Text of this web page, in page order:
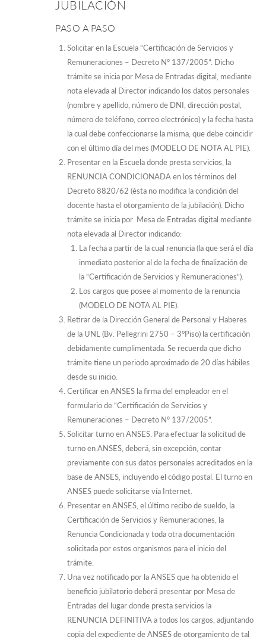
JUBILACIÓN
PASO A PASO
Solicitar en la Escuela “Certificación de Servicios y
Remuneraciones – Decreto Nº 137/2005”. Dicho
trámite se inicia por Mesa de Entradas digital, mediante
nota elevada al Director indicando los datos personales
(nombre y apellido, número de DNI, dirección postal,
número de teléfono, correo electrónico) y la fecha hasta
la cual debe confeccionarse la misma, que debe coincidir
con el último día del mes (MODELO DE NOTA AL PIE).
Presentar en la Escuela donde presta servicios, la
RENUNCIA CONDICIONADA en los términos del
Decreto 8820/62 (ésta no modifica la condición del
docente hasta el otorgamiento de la jubilación). Dicho
trámite se inicia por Mesa de Entradas digital mediante
nota elevada al Director indicando:
La fecha a partir de la cual renuncia (la que será el día
inmediato posterior al de la fecha de finalización de
la “Certificación de Servicios y Remuneraciones”).
Los cargos que posee al momento de la renuncia
(MODELO DE NOTA AL PIE).
Retirar de la Dirección General de Personal y Haberes
de la UNL (Bv. Pellegrini 2750 – 3°Piso) la certificación
debidamente cumplimentada. Se recuerda que dicho
trámite tiene un periodo aproximado de 20 días hábiles
desde su inicio.
Certificar en ANSES la firma del empleador en el
formulario de “Certificación de Servicios y
Remuneraciones – Decreto Nº 137/2005”.
Solicitar turno en ANSES. Para efectuar la solicitud de
turno en ANSES, deberá, sin excepción, contar
previamente con sus datos personales acreditados en la
base de ANSES, incluyendo el código postal. El turno en
ANSES puede solicitarse vía Internet.
Presentar en ANSES, el último recibo de sueldo, la
Certificación de Servicios y Remuneraciones, la
Renuncia Condicionada y toda otra documentación
solicitada por estos organismos para el inicio del
trámite.
Una vez notificado por la ANSES que ha obtenido el
beneficio jubilatorio deberá presentar por Mesa de
Entradas del lugar donde presta servicios la
RENUNCIA DEFINITIVA a todos los cargos, adjuntando
copia del expediente de ANSES de otorgamiento de tal